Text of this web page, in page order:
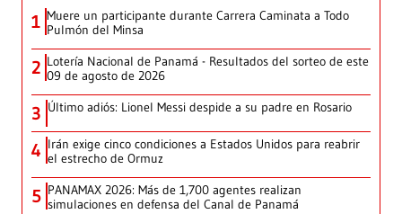
1 Muere un participante durante Carrera Caminata a Todo
Pulmón del Minsa
2 Lotería Nacional de Panamá - Resultados del sorteo de este
09 de agosto de 2026
3 Último adiós: Lionel Messi despide a su padre en Rosario
4 Irán exige cinco condiciones a Estados Unidos para reabrir
el estrecho de Ormuz
5 PANAMAX 2026: Más de 1,700 agentes realizan
simulaciones en defensa del Canal de Panamá